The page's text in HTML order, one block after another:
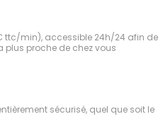
ttc/min), accessible 24h/24 afin de
proche de chez vous
sécurisé, quel que soit le